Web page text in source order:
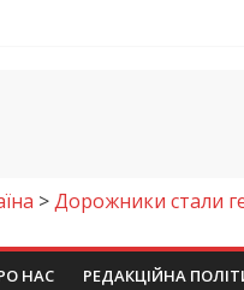
>Дорожники стали
НАС РЕДАКЦІЙНА